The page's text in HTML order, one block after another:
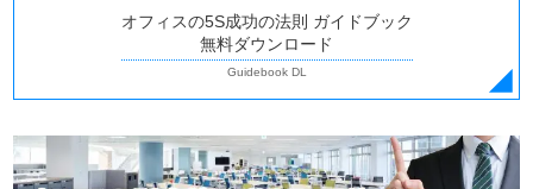
オフィスの5S成功の法則 ガイドブック
無料ダウンロード